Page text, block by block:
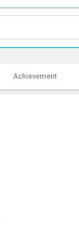
Achievement